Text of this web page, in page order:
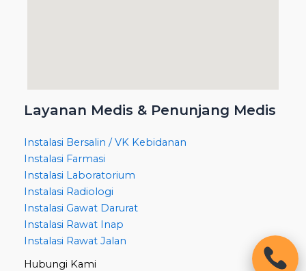
Layanan Medis & Penunjang Medis
Instalasi Bersalin / VK Kebidanan
Instalasi Farmasi
Instalasi Laboratorium
Instalasi Radiologi
Instalasi Gawat Darurat
Instalasi Rawat Inap
Instalasi Rawat Jalan
Hubungi Kami